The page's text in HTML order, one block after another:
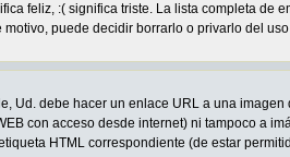
feliz, :( significa triste. La lista completa de
puede decidir borrarlo o privarlo del
Ud. debe hacer un enlace URL a una
con acceso desde internet) ni tampoco a
HTML correspondiente (de estar